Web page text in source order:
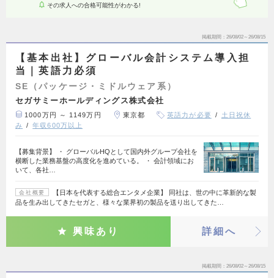
その求人への合格可能性がわかる!
掲載期間 26/08/02～26/08/15
【基本出社】グローバル会計システム導入担
当｜英語力必須
SE（パッケージ・ミドルウェア系）
セガサミーホールディングス株式会社
1000万円 ～ 1149万円 東京都 英語力が必要
土日祝休
み
年収600万以上
【募集背景】 ・ グローバルHQとして国内外グループ会社を
横断した業務基盤の高度化を進めている。 ・ 会計領域にお
いて、各社…
会社概要
【日本を代表する総合エンタメ企業】 同社は、世の中に革新的な製
品を生み出してきたセガと、様々な業界初の製品を送り出してきた…
興味あり 詳細へ
掲載期間 26/08/02～26/08/15